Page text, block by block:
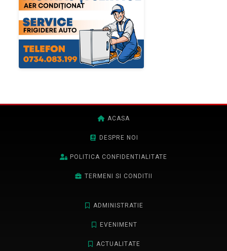
ACASA
DESPRE NOI
POLITICA CONFIDENTIALITATE
TERMENI SI CONDITII
ADMINISTRATIE
EVENIMENT
ACTUALITATE